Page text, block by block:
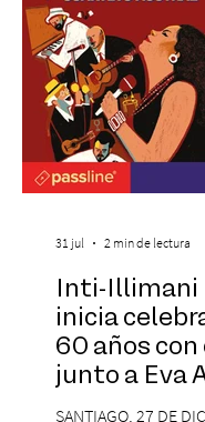
visitantes a distintos
Inti-
inicia
60 años
junto a Eva
Cuarteto
SANTIAGO, 27 DE
31 jul 2 min de lectura